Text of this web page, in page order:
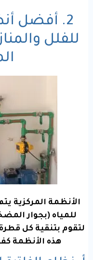
2. أفضل
للفلل
الأنظمة المركزية
للمياه (بجوار
لتقوم بتنقية كل
هذه الأنظمة